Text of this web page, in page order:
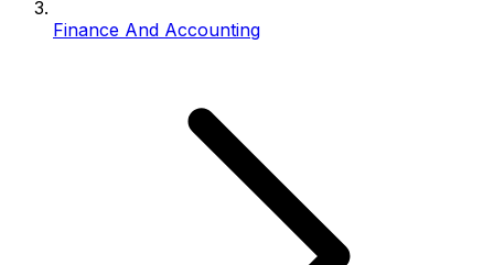
Finance And Accounting